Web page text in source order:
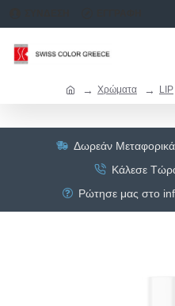
Χρώματα LIP
Δωρεάν
Κάλεσε
Ρώτησε μας στο